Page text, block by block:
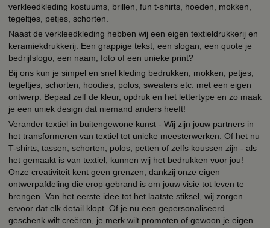
verkleedkleding kostuums, brillen, fun t-shirts, hoeden, mokken,
tegeltjes, petjes, schorten.
Naast de verkleedkleding hebben wij een eigen textieldrukkerij en
keramiekdrukkerij. Een grappige tekst, een slogan, een quote je
bedrijfslogo, een naam, foto of een unieke print?
Bij ons kun je simpel en snel kleding bedrukken, mokken, petjes,
tegeltjes, schorten, hoodies, polos, sweaters etc. met een eigen
ontwerp. Bepaal zelf de kleur, opdruk en het lettertype en zo maak
je een uniek design dat niemand anders heeft!
Verander textiel in buitengewone kunst - Wij zijn jouw partners in
het transformeren van textiel tot unieke meesterwerken. Of het nu
T-shirts, tassen, schorten, polos, petten of zelfs koussen zijn - als
het gemaakt is van textiel, kunnen wij het bedrukken voor jou!
Onze creativiteit kent geen grenzen, dankzij onze eigen
ontwerpafdeling die erop gebrand is om jouw visie tot leven te
brengen. Van het eerste idee tot het laatste stiksel, wij zorgen
ervoor dat elk detail klopt. Of je nu een gepersonaliseerd
geschenk wilt creëren, je merk wilt promoten of gewoon je eigen